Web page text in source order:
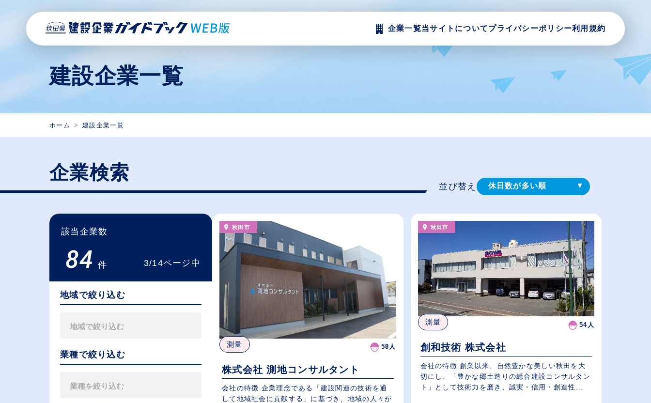
企業一覧当サイトについてプライバシーポリシー利用規約
建設企業一覧
ホーム 建設企業一覧
企業検索
該当企業数
84 件 3/14ページ中
地域で絞り込む
業種で絞り込む
並び替え 休日数が多い順
（⾼卒の給与を基準）
従業員が多い順
秋田市
測量 58人
株式会社 測地コンサルタント
会社の特徴 企業理念である「建設関連の技術を通
して地域社会に貢献する」に基づき、地域の人々が
秋田市
測量 54人
創和技術 株式会社
会社の特徴 創業以来、自然豊かな美しい秋田を大
切にし、「豊かな郷土造りの総合建設コンサルタン
ト」として技術力を磨き、誠実・信用・創造性...